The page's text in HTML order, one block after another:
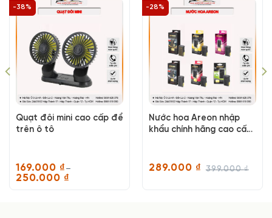
-38%
Quạt đôi mini cao cấp để
trên ô tô
169.000 ₫ –
250.000 ₫
-28%
Nước hoa Areon nhập
khẩu chính hãng cao cấp
399.000₫
289.000 ₫